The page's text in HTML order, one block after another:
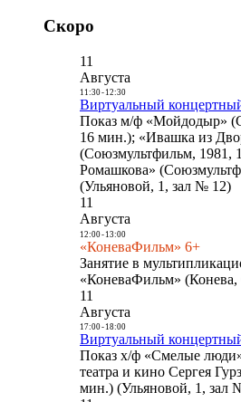
Скоро
11
Августа
11:30- 12:30
Виртуальный
Показ м/ф «Мойдодыр»
16 мин.); «Ивашка из
(Союзмультфильм, 1981,
Ромашкова»
(Ульяновой, 1, зал № 12)
11
Августа
12:00- 13:00
«КоневаФильм» 6+
Занятие в
«КоневаФильм» (Конева,
11
Августа
17:00- 18:00
Виртуальный
Показ х/ф «Смелые
театра и кино Сергея
мин.) (Ульяновой, 1, зал